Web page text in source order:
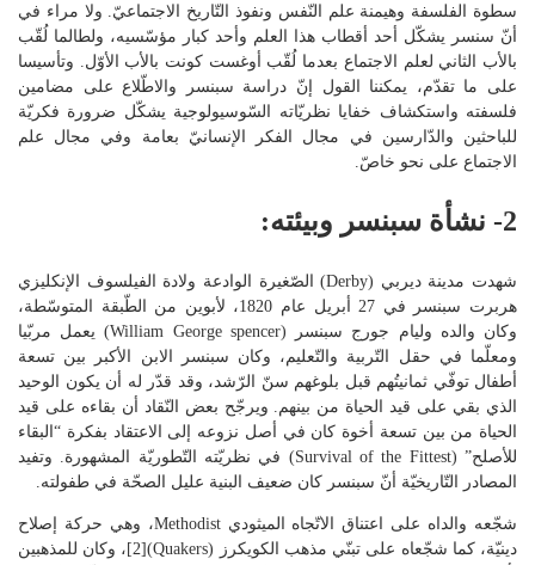
سطوة الفلسفة وهيمنة علم النّفس ونفوذ التّاريخ الاجتماعيّ. ولا مراء في
أنّ سنسر يشكّل أحد أقطاب هذا العلم وأحد كبار مؤسّسيه، ولطالما لُقّب
بالأب الثاني لعلم الاجتماع بعدما لُقّب أوغست كونت بالأب الأوّل. وتأسيسا
على ما تقدّم، يمكننا القول إنّ دراسة سبنسر والاطّلاع على مضامين
فلسفته واستكشاف خفايا نظريّاته السّوسيولوجية يشكّل ضرورة فكريّة
للباحثين والدّارسين في مجال الفكر الإنسانيّ بعامة وفي مجال علم
الاجتماع على نحو خاصّ.
2- نشأة سبنسر وبيئته:
شهدت مدينة ديربي (Derby) الصّغيرة الوادعة ولادة الفيلسوف الإنكليزي
هربرت سبنسر في 27 أبريل عام 1820، لأبوين من الطّبقة المتوسّطة،
وكان والده وليام جورج سبنسر (William George spencer) يعمل مربّيا
ومعلّما في حقل التّربية والتّعليم، وكان سبنسر الابن الأكبر بين تسعة
أطفال توفّي ثمانيتُهم قبل بلوغهم سنّ الرّشد، وقد قدّر له أن يكون الوحيد
الذي بقي على قيد الحياة من بينهم. ويرجّح بعض النّقاد أن بقاءه على قيد
الحياة من بين تسعة أخوة كان في أصل نزوعه إلى الاعتقاد بفكرة “البقاء
للأصلح” (Survival of the Fittest) في نظريّته التّطوريّة المشهورة. وتفيد
المصادر التّاريخيّة أنّ سبنسر كان ضعيف البنية عليل الصحّة في طفولته.
شجّعه والداه على اعتناق الاتّجاه الميثودي Methodist، وهي حركة إصلاح
دينيّة، كما شجّعاه على تبنّي مذهب الكويكرز (Quakers)[2]، وكان للمذهبين